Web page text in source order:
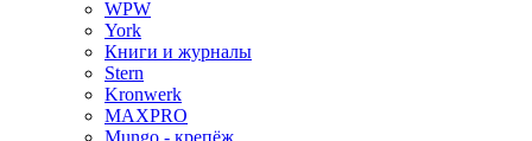
WPW
York
Книги и журналы
Stern
Kronwerk
MAXPRO
Mungo - крепёж